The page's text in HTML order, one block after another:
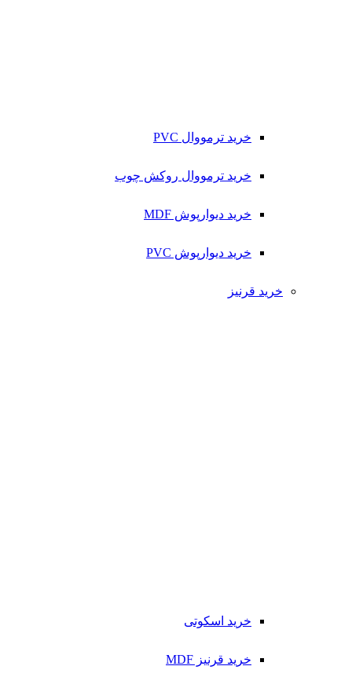
خرید ترمووال PVC
خرید ترمووال روکش چوب
خرید دیوارپوش MDF
خرید دیوارپوش PVC
خرید قرنیز
خرید اسکوتی
خرید قرنیز MDF